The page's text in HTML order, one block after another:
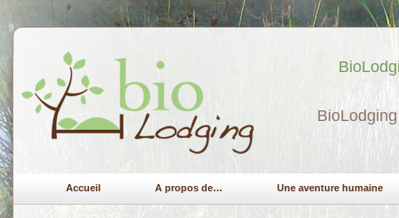
Accueil A propos de… Une aventure humaine